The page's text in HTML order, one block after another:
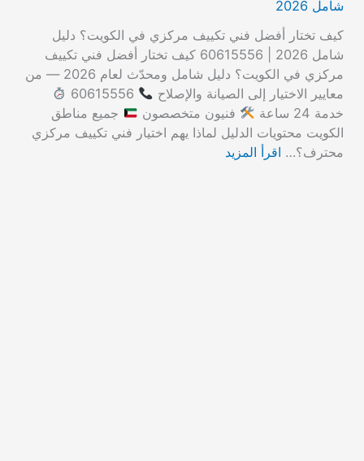
شامل 2026
كيف تختار أفضل فني تكييف مركزي في الكويت؟ دليل
شامل 2026 | 60615556 كيف تختار أفضل فني تكييف
مركزي في الكويت؟ دليل شامل ومحدّث لعام 2026 — من
معايير الاختيار إلى الصيانة والإصلاح
خدمة 24 ساعة
فنيون متخصصون
جميع مناطق
الكويت محتويات الدليل لماذا يهم اختيار فني تكييف مركزي
محترف؟… اقرأ المزيد